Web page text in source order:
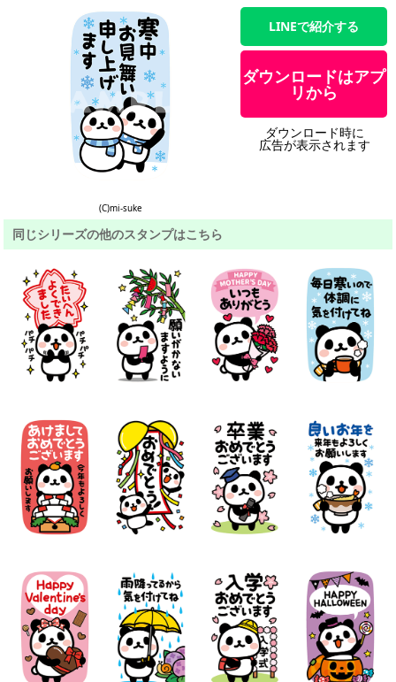
(C)mi-suke
LINEで紹介する
ダウンロードはアプ
リから
ダウンロード時に
広告が表示されます
同じシリーズの他のスタンプはこちら